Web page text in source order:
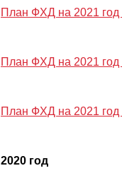
План ФХД на 2021 год
План ФХД на 2021 год
План ФХД на 2021 год
2020 год